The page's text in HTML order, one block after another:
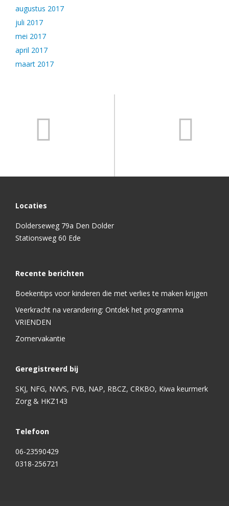
augustus 2017
juli 2017
mei 2017
april 2017
maart 2017
Locaties
Dolderseweg 79a Den Dolder
Stationsweg 60 Ede
Recente berichten
Boekentips voor kinderen die met verlies te maken krijgen
Veerkracht na verandering: Ontdek het programma
VRIENDEN
Zomervakantie
Geregistreerd bij
SKJ, NFG, NVVS, FVB, NAP, RBCZ, CRKBO, Kiwa keurmerk
Zorg & HKZ143
Telefoon
06-23590429
0318-256721